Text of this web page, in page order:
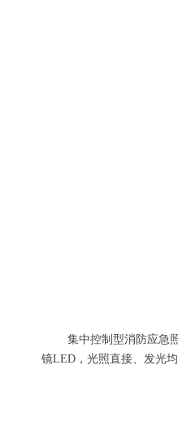
集中控制型消防应急照
镜LED，光照直接、发光